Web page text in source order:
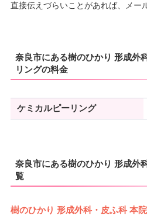
直接伝えづらいことがあれば、メー
奈良市にある樹のひかり 形成外
リングの料金
ケミカルピーリング
奈良市にある樹のひかり 形成外
覧
樹のひかり 形成外科・皮ふ科 本院